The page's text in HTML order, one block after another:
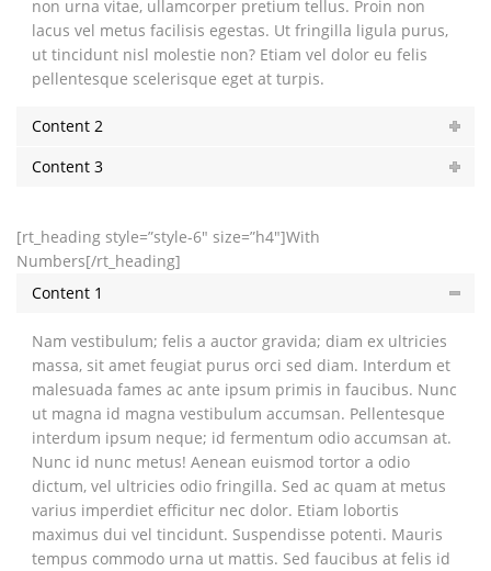
non urna vitae, ullamcorper pretium tellus. Proin non
lacus vel metus facilisis egestas. Ut fringilla ligula purus,
ut tincidunt nisl molestie non? Etiam vel dolor eu felis
pellentesque scelerisque eget at turpis.
Content 2
Content 3
[rt_heading style=”style-6″ size=”h4″]With
Numbers[/rt_heading]
Content 1
Nam vestibulum; felis a auctor gravida; diam ex ultricies
massa, sit amet feugiat purus orci sed diam. Interdum et
malesuada fames ac ante ipsum primis in faucibus. Nunc
ut magna id magna vestibulum accumsan. Pellentesque
interdum ipsum neque; id fermentum odio accumsan at.
Nunc id nunc metus! Aenean euismod tortor a odio
dictum, vel ultricies odio fringilla. Sed ac quam at metus
varius imperdiet efficitur nec dolor. Etiam lobortis
maximus dui vel tincidunt. Suspendisse potenti. Mauris
tempus commodo urna ut mattis. Sed faucibus at felis id